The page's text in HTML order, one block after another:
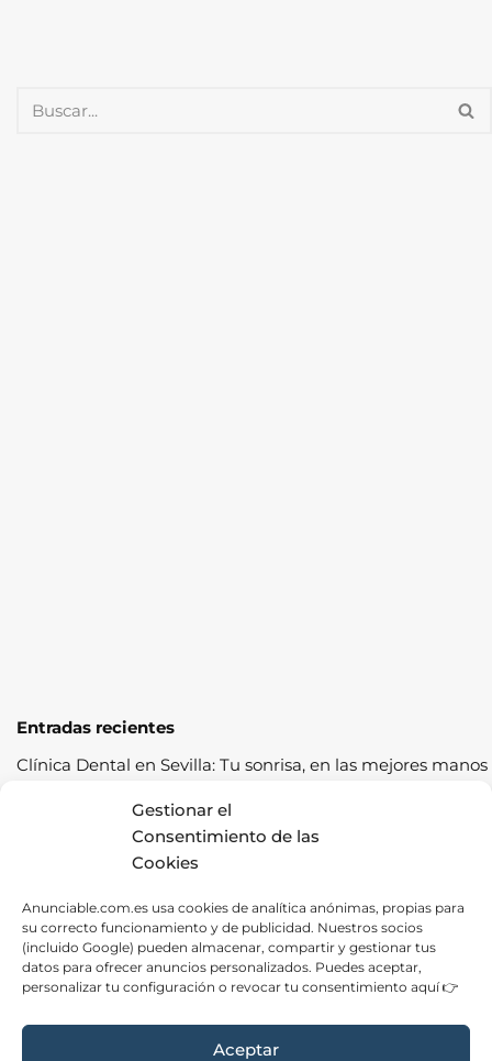
Gestionar el
Consentimiento de las
Cookies
Anunciable.com.es usa cookies de analítica anónimas, propias para
su correcto funcionamiento y de publicidad. Nuestros socios
(incluido Google) pueden almacenar, compartir y gestionar tus
datos para ofrecer anuncios personalizados. Puedes aceptar,
personalizar tu configuración o revocar tu consentimiento aquí 👉
Aceptar
Entradas recientes
Clínica Dental en Sevilla: Tu sonrisa, en las mejores manos
Cómo pasar la ITV a la primera: guía completa con
consejos prácticos
Los cereales sostenibles representan una oportunidad de
Fábrica de Canapés en Barcelona: La Mejor Opción para
tu Descanso
Las ventajas de contratar una empresa de alquiler de
carpas para tus eventos